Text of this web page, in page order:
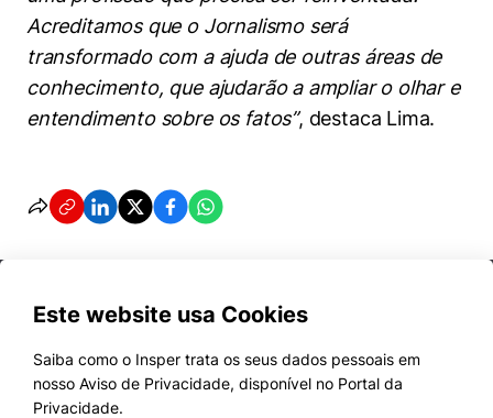
Acreditamos que o Jornalismo será
transformado com a ajuda de outras áreas de
conhecimento, que ajudarão a ampliar o olhar e
entendimento sobre os fatos”, destaca Lima.
Este website usa Cookies
Saiba como o Insper trata os seus dados pessoais em
nosso Aviso de Privacidade, disponível no Portal da
Privacidade.
Cursos